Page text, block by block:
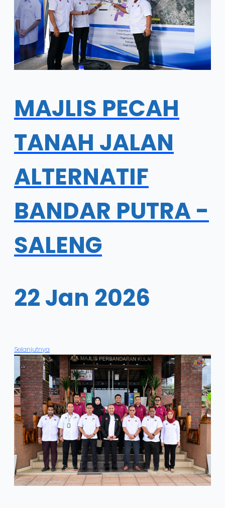
MAJLIS PECAH
TANAH JALAN
ALTERNATIF
BANDAR PUTRA -
SALENG
22 Jan 2026
Selanjutnya